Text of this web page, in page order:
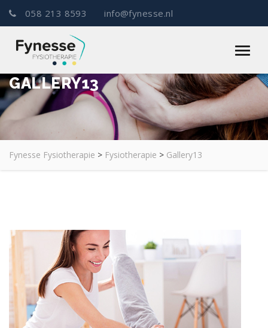
058 213 8593 info@fynesse.nl
GALLERY13
Fynesse Fysiotherapie > Fysiotherapie > Gallery13